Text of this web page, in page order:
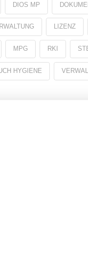
DIOS MP
LIZENZ
MPG RKI
HYGIENE